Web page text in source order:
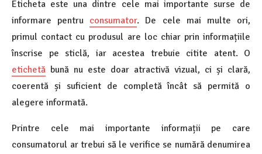
Eticheta este una dintre cele mai importante surse de
informare pentru consumator. De cele mai multe ori,
primul contact cu produsul are loc chiar prin informațiile
înscrise pe sticlă, iar acestea trebuie citite atent. O
etichetă bună nu este doar atractivă vizual, ci și clară,
coerentă și suficient de completă încât să permită o
alegere informată.
Printre cele mai importante informații pe care
consumatorul ar trebui să le verifice se numără denumirea